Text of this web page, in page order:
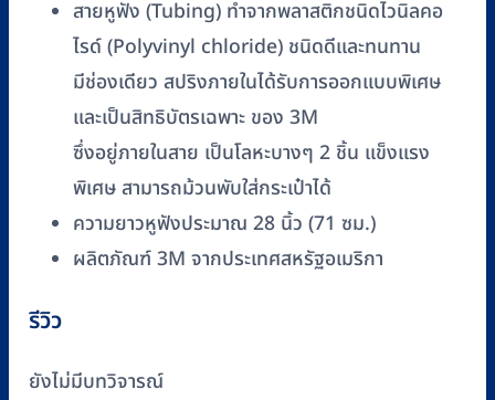
สายหูฟัง (Tubing) ทำจากพลาสติกชนิดไวนิลคอ
ไรด์ (Polyvinyl chloride) ชนิดดีและทนทาน
มีช่องเดียว สปริงภายในได้รับการออกแบบพิเศษ
และเป็นสิทธิบัตรเฉพาะ ของ 3M
ซึ่งอยู่ภายในสาย เป็นโลหะบางๆ 2 ชิ้น แข็งแรง
พิเศษ สามารถม้วนพับใส่กระเป๋าได้
ความยาวหูฟังประมาณ 28 นิ้ว (71 ซม.)
ผลิตภัณฑ์ 3M จากประเทศสหรัฐอเมริกา
รีวิว
ยังไม่มีบทวิจารณ์